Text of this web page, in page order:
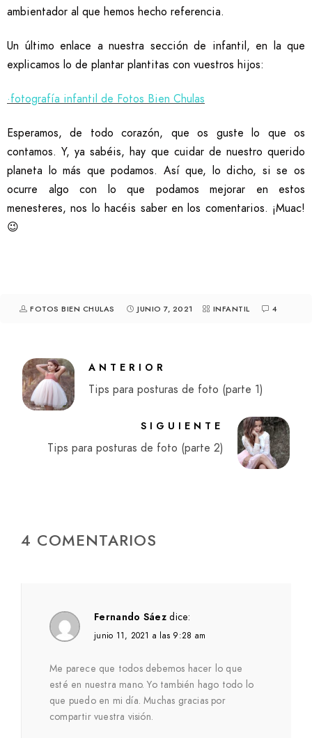
ambientador al que hemos hecho referencia.
Un último enlace a nuestra sección de infantil, en la que
explicamos lo de plantar plantitas con vuestros hijos:
·fotografía infantil de Fotos Bien Chulas
Esperamos, de todo corazón, que os guste lo que os
contamos. Y, ya sabéis, hay que cuidar de nuestro querido
planeta lo más que podamos. Así que, lo dicho, si se os
ocurre algo con lo que podamos mejorar en estos
menesteres, nos lo hacéis saber en los comentarios. ¡Muac!
😉
FOTOS BIEN CHULAS JUNIO 7, 2021 INFANTIL 4
ANTERIOR
Tips para posturas de foto (parte 1)
SIGUIENTE
Tips para posturas de foto (parte 2)
4 COMENTARIOS
Fernando Sáez dice:
junio 11, 2021 a las 9:28 am
Me parece que todos debemos hacer lo que
esté en nuestra mano. Yo también hago todo lo
que puedo en mi día. Muchas gracias por
compartir vuestra visión.